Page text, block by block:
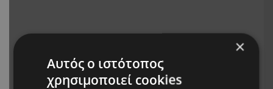
×
Αυτός ο ιστότοπος
χρησιμοποιεί cookies